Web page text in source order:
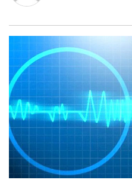
कला/
गल्फ
अमेरिका
एसिया
यूरोप